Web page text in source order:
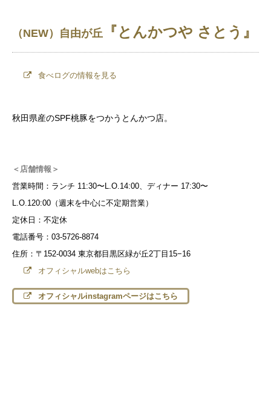
（NEW） 自由が丘 『とんかつや さとう』
食べログの情報を見る
秋田県産のSPF桃豚をつかうとんかつ店。
＜店舗情報＞
営業時間：ランチ 11:30〜L.O.14:00、ディナー 17:30〜
L.O.120:00（週末を中心に不定期営業）
定休日：不定休
電話番号：03-5726-8874
住所：〒152-0034 東京都目黒区緑が丘2丁目15−16
オフィシャルwebはこちら
オフィシャルinstagramページはこちら